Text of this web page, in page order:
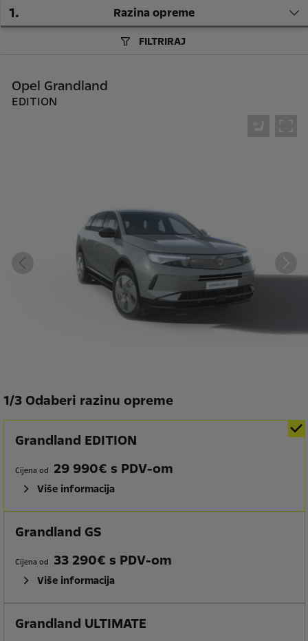
1. Razina opreme
FILTRIRAJ
Opel Grandland
EDITION
1/3 Odaberi razinu opreme
Grandland EDITION
Cijena od 29 990€ s PDV-om
Više informacija
Grandland GS
Cijena od 33 290€ s PDV-om
Više informacija
Grandland ULTIMATE